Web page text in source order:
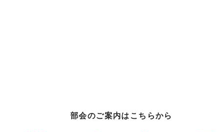
部会のご案内はこちらから